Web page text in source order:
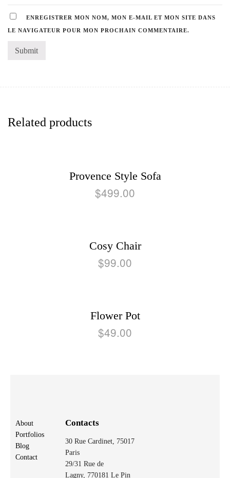
ENREGISTRER MON NOM, MON E-MAIL ET MON SITE DANS
LE NAVIGATEUR POUR MON PROCHAIN COMMENTAIRE.
Related products
Provence Style Sofa
$499.00
Cosy Chair
$99.00
Flower Pot
$49.00
About
Portfolios
Blog
Contact
Contacts
30 Rue Cardinet, 75017
Paris
29/31 Rue de
Lagny, 770181 Le Pin